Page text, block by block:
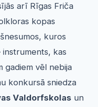
arī Rīgas Friča
kopas
kuros
instruments, kas
gadiem vēl nebija
konkursā sniedza
Valdorfskolas un